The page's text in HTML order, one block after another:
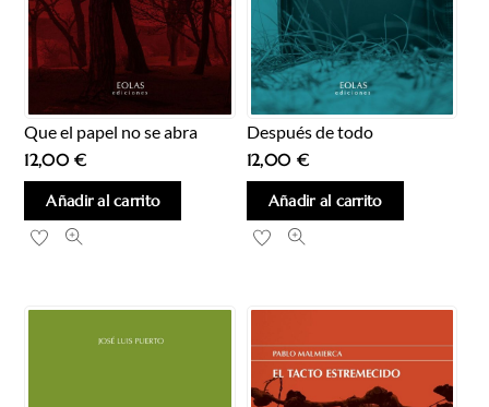
Que el papel no se abra
12,00€
Añadir al carrito
Después de todo
12,00 €
Añadir al carrito